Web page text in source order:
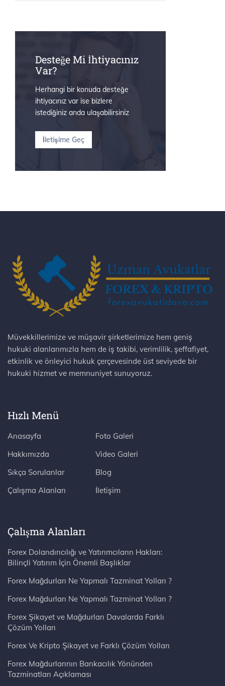
Desteğe Mi İhtiyacınız
Var?
Herhangi bir konuda desteğe
ihtiyacınız var ise bizlere
istediğiniz anda ulaşabilirsiniz
İletişime Geç
Müvekkillerimize ve müşavir şirketlerimize hem geniş
hukuki alanlarımızla hem de iş takibi, verimlilik, şeffafiyet,
etkinlik ve önleyici hukuk çerçevesinde üst seviyede bir
hukuki hizmet ve memnuniyet sunuyoruz.
Hızlı Menü
Anasayfa
Hakkımızda
Sıkça Sorulanlar
Çalışma Alanları
Foto Galeri
Video Galeri
Blog
İletişim
Çalışma Alanları
Forex Dolandırıcılığı ve Yatırımcıların Hakları:
Bilinçli Yatırım İçin Önemli Başlıklar
Forex Mağdurları Ne Yapmalı Tazminat Yolları ?
Forex Mağdurları Ne Yapmalı Tazminat Yolları ?
Forex Şikayet ve Mağdurları Davalarda Farklı
Çözüm Yolları
Forex Ve Kripto Şikayet ve Farklı Çözüm Yolları
Forex Mağdurlarının Bankacılık Yönünden
Tazminatları Açıklaması